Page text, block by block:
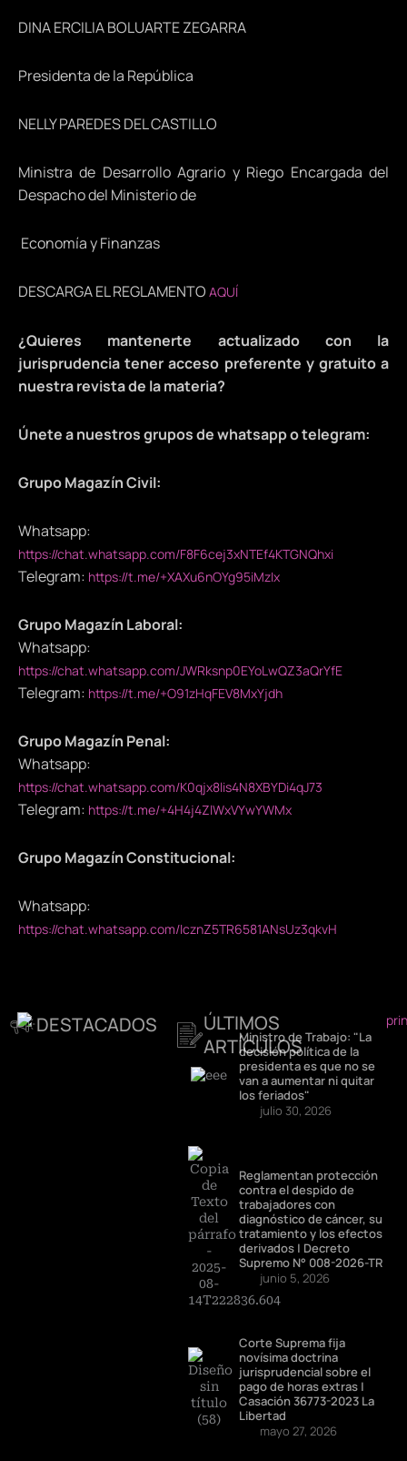
DINA ERCILIA BOLUARTE ZEGARRA
Presidenta de la República
NELLY PAREDES DEL CASTILLO
Ministra de Desarrollo Agrario y Riego Encargada del
Despacho del Ministerio de
Economía y Finanzas
DESCARGA EL REGLAMENTO AQUÍ
¿Quieres mantenerte actualizado con la
jurisprudencia tener acceso preferente y gratuito a
nuestra revista de la materia?
Únete a nuestros grupos de whatsapp o telegram:
Grupo Magazín Civil:
Whatsapp:
https://chat.whatsapp.com/F8F6cej3xNTEf4KTGNQhxi
Telegram: https://t.me/+XAXu6nOYg95iMzIx
Grupo Magazín Laboral:
Whatsapp:
https://chat.whatsapp.com/JWRksnp0EYoLwQZ3aQrYfE
Telegram: https://t.me/+O91zHqFEV8MxYjdh
Grupo Magazín Penal:
Whatsapp:
https://chat.whatsapp.com/K0qjx8lis4N8XBYDi4qJ73
Telegram: https://t.me/+4H4j4ZlWxVYwYWMx
Grupo Magazín Constitucional:
Whatsapp:
https://chat.whatsapp.com/IcznZ5TR6581ANsUz3qkvH
DESTACADOS
ÚLTIMOS
ARTÍCULOS
Ministro de Trabajo: "La
decisión política de la
presidenta es que no se
van a aumentar ni quitar
los feriados"
julio 30, 2026
Reglamentan protección
contra el despido de
trabajadores con
diagnóstico de cáncer, su
tratamiento y los efectos
derivados | Decreto
Supremo N° 008-2026-TR
junio 5, 2026
Corte Suprema fija
novísima doctrina
jurisprudencial sobre el
pago de horas extras |
Casación 36773-2023 La
Libertad
mayo 27, 2026